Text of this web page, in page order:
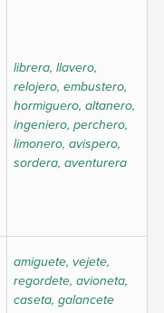
librera, llavero,
relojero, embustero,
hormiguero, altanero,
ingeniero, perchero,
limonero, avispero,
sordera, aventurera
amiguete, vejete,
regordete, avioneta,
caseta, galancete